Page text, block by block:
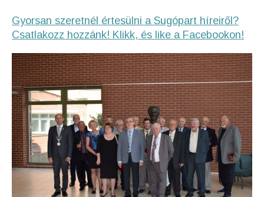
Gyorsan szeretnél értesülni a Sugópart híreiről?
Csatlakozz hozzánk! Klikk, és like a Facebookon!